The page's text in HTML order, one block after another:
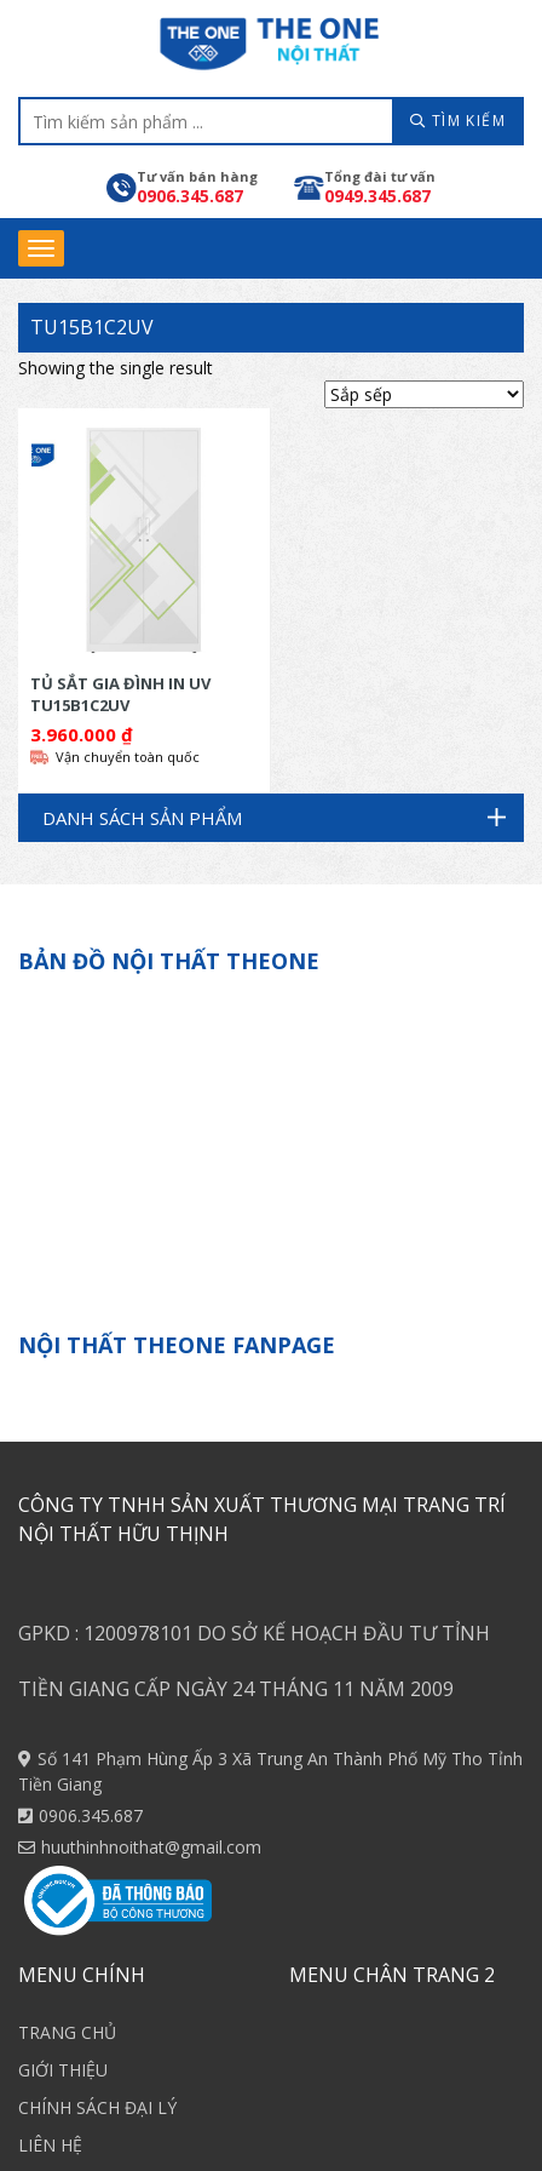
TÌM KIẾM
Tư vấn bán hàng
0906.345.687
Tổng đài tư vấn
0949.345.687
TU15B1C2UV
Showing the single result
TỦ SẮT GIA ĐÌNH IN UV
TU15B1C2UV
3.960.000 ₫
Vận chuyển toàn quốc
DANH SÁCH SẢN PHẨM
BẢN ĐỒ NỘI THẤT THEONE
NỘI THẤT THEONE FANPAGE
CÔNG TY TNHH SẢN XUẤT THƯƠNG MẠI TRANG TRÍ
NỘI THẤT HỮU THỊNH
GPKD : 1200978101 DO SỞ KẾ HOẠCH ĐẦU TƯ TỈNH
TIỀN GIANG CẤP NGÀY 24 THÁNG 11 NĂM 2009
Số 141 Phạm Hùng Ấp 3 Xã Trung An Thành Phố Mỹ Tho Tỉnh
Tiền Giang
0906.345.687
huuthinhnoithat@gmail.com
MENU CHÍNH
TRANG CHỦ
GIỚI THIỆU
CHÍNH SÁCH ĐẠI LÝ
LIÊN HỆ
MENU CHÂN TRANG 2